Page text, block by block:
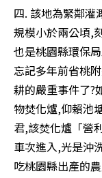
四. 該地為緊鄰灌
規模小於兩公頃,
也是桃園縣環保
忘記多年前省桃
耕的嚴重事件了?
物焚化爐,仰賴池
君,該焚化爐「營
車次進入,光是沖
吃桃園縣出產的